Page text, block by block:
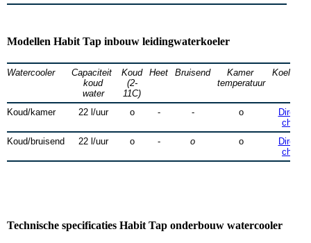
Modellen Habit Tap inbouw leidingwaterkoeler
Watercooler
Capaciteit
koud
water
Koud
(2-
11C)
Heet Bruisend
Kamer
temperatuur
Koeltype
Koud/kamer 22 l/uur o - - o
Direct
chill
Koud/bruisend
22 l/uur o - o o
Direct
chill
Technische specificaties Habit Tap onderbouw watercooler